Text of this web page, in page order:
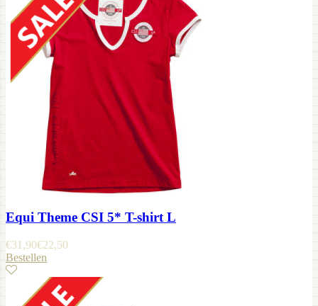
Equi Theme CSI 5* T-shirt L
€31,90€22,50
Bestellen